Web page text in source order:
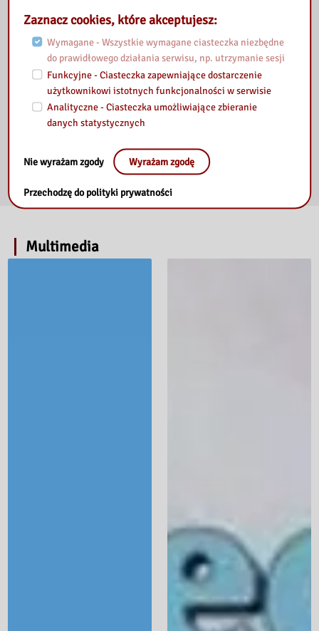
Pisanie przeszłości
Padewski Jakub
Sprawdź
Jak przetrwać HEJT
Zbigniew Nicnacki
Multimedia
Zaznacz cookies, które akceptujesz:
Wymagane - Wszystkie wymagane ciasteczka niezbędne
do prawidłowego działania serwisu, np. utrzymanie sesji
Funkcyjne - Ciasteczka zapewniające dostarczenie
użytkownikowi istotnych funkcjonalności w serwisie
Analityczne - Ciasteczka umożliwiające zbieranie
danych statystycznych
Nie wyrażam zgody Wyrażam zgodę
Przechodzę do polityki prywatności